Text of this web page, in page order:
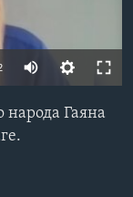
Гаяна